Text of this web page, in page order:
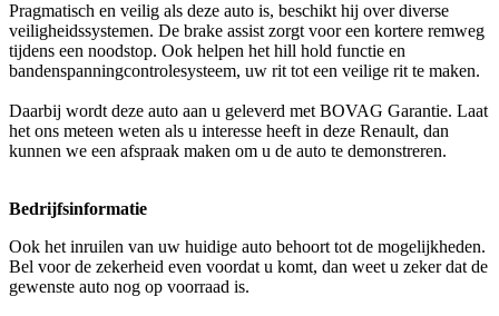
Pragmatisch en veilig als deze auto is, beschikt hij over diverse
veiligheidssystemen. De brake assist zorgt voor een kortere remweg
tijdens een noodstop. Ook helpen het hill hold functie en
bandenspanningcontrolesysteem, uw rit tot een veilige rit te maken.
Daarbij wordt deze auto aan u geleverd met BOVAG Garantie. Laat
het ons meteen weten als u interesse heeft in deze Renault, dan
kunnen we een afspraak maken om u de auto te demonstreren.
Bedrijfsinformatie
Ook het inruilen van uw huidige auto behoort tot de mogelijkheden.
Bel voor de zekerheid even voordat u komt, dan weet u zeker dat de
gewenste auto nog op voorraad is.